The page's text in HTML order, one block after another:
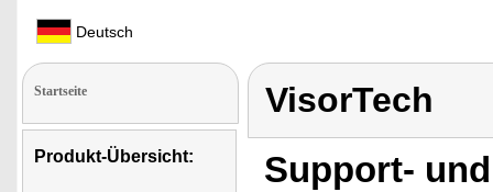
Deutsch
Startseite
Produkt-Übersicht:
VisorTech
Support-